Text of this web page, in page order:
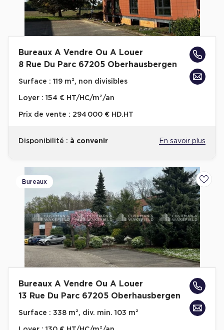
Bureaux A Vendre Ou A Louer
8 Rue Du Parc 67205 Oberhausbergen
Surface : 119 m², non divisibles
Loyer : 154 € HT/HC/m²/an
Prix de vente : 294 000 € HD.HT
Disponibilité : à convenir En savoir plus
Bureaux
Bureaux A Vendre Ou A Louer
13 Rue Du Parc 67205 Oberhausbergen
Surface : 338 m², div. min. 103 m²